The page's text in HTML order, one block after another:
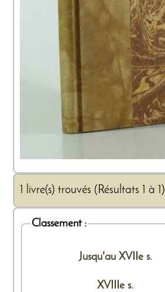
1 livre(s) trouvés (Résultats 1 à 1)
Classement :
Jusqu'au XVIIe s.
XVIIIe s.